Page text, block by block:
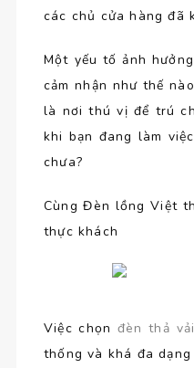
các chủ cửa hàng đã
Một yếu tố ảnh
cảm nhận như thế
là nơi thú vị để trú
khi bạn đang làm
chưa?
Cùng Đèn lồng Việt
thực khách
Việc chọn đèn thả vải
thống và khá đa